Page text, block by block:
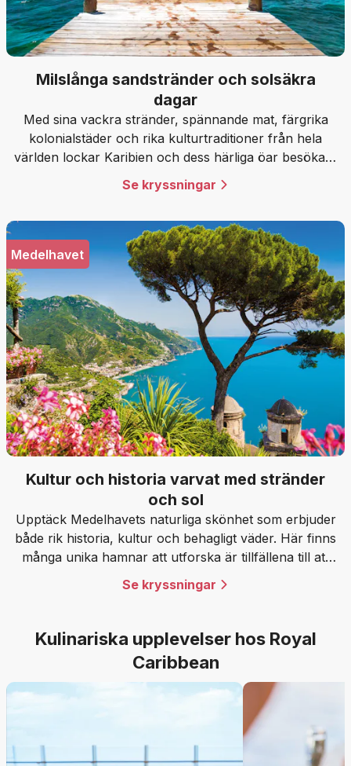
Milslånga sandstränder och solsäkra
dagar
Med sina vackra stränder, spännande mat, färgrika
kolonialstäder och rika kulturtraditioner från hela
världen lockar Karibien och dess härliga öar besökare
från hela världen.
Se kryssningar
Medelhavet
Kultur och historia varvat med stränder
och sol
Upptäck Medelhavets naturliga skönhet som erbjuder
både rik historia, kultur och behagligt väder. Här finns
många unika hamnar att utforska är tillfällena till att
skapa minnen oändliga.
Se kryssningar
Kulinariska upplevelser hos Royal
Caribbean